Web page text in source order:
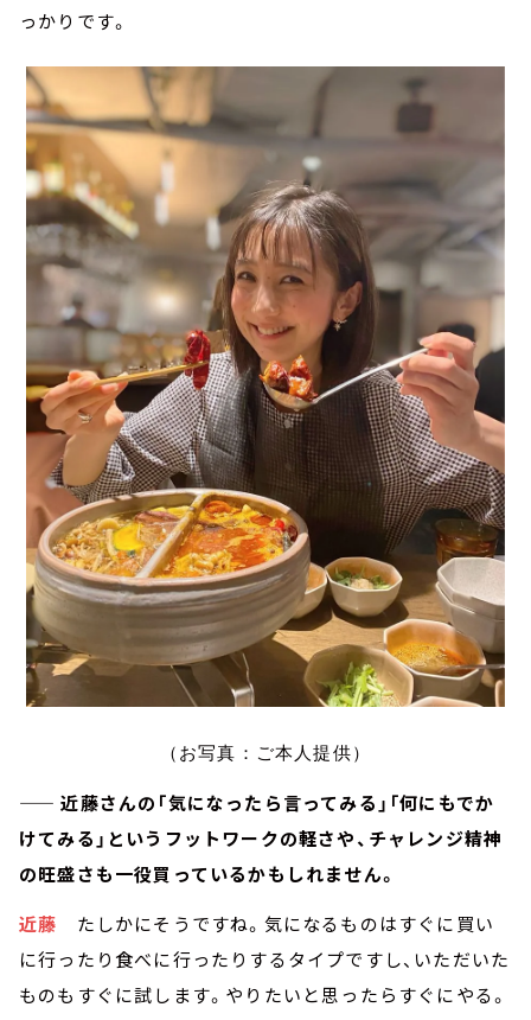
っかりです。
（お写真：ご本人提供）
—— 近藤さんの「気になったら言ってみる」「何にもでか
けてみる」というフットワークの軽さや、チャレンジ精神
の旺盛さも一役買っているかもしれません。
近藤 たしかにそうですね。気になるものはすぐに買い
に行ったり食べに行ったりするタイプですし、いただいた
ものもすぐに試します。やりたいと思ったらすぐにやる。